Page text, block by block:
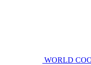
WORLD